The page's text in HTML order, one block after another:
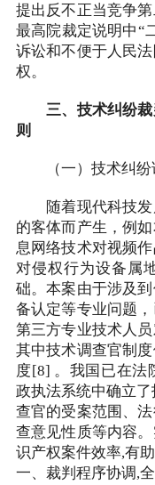
提出反不正当竞争
最高院裁定说明中“
诉讼和不便于人民
权。
三、技术纠纷
则
（一）技术纠纷
随着现代科技发
的客体而产生，例
息网络技术对视频
对侵权行为设备属
础。本案由于涉及
备认定等专业问题
第三方专业技术人
其中技术调查官制
度[8] 。我国已在法
政执法系统中确立
查官的受案范围、
查意见性质等内容
识产权案件效率,有
一、裁判程序协调,